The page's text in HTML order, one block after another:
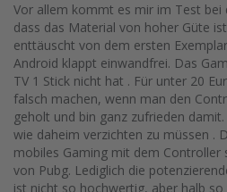
Vor allem kommt es mir im Test bei
dass das Material von hoher Güte
enttäuscht von dem ersten
Android klappt einwandfrei. Das
TV 1 Stick nicht hat . Für unter 20
falsch machen, wenn man den
geholt und bin ganz zufrieden
wie daheim verzichten zu müssen .
mobiles Gaming mit dem Controller
von Pubg. Lediglich die
ist nicht so hochwertig, aber halb so